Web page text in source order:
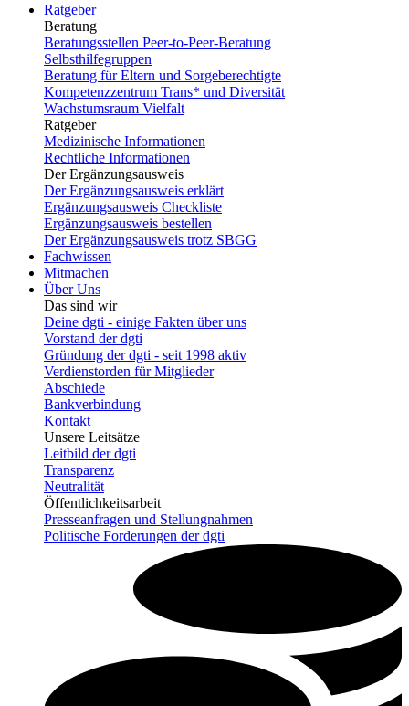
Ratgeber
Beratung
Beratungsstellen Peer-to-Peer-Beratung
Selbsthilfegruppen
Beratung für Eltern und Sorgeberechtigte
Kompetenzzentrum Trans* und Diversität
Wachstumsraum Vielfalt
Ratgeber
Medizinische Informationen
Rechtliche Informationen
Der Ergänzungsausweis
Der Ergänzungsausweis erklärt
Ergänzungsausweis Checkliste
Ergänzungsausweis bestellen
Der Ergänzungsausweis trotz SBGG
Fachwissen
Mitmachen
Über Uns
Das sind wir
Deine dgti - einige Fakten über uns
Vorstand der dgti
Gründung der dgti - seit 1998 aktiv
Verdienstorden für Mitglieder
Abschiede
Bankverbindung
Kontakt
Unsere Leitsätze
Leitbild der dgti
Transparenz
Neutralität
Öffentlichkeitsarbeit
Presseanfragen und Stellungnahmen
Politische Forderungen der dgti